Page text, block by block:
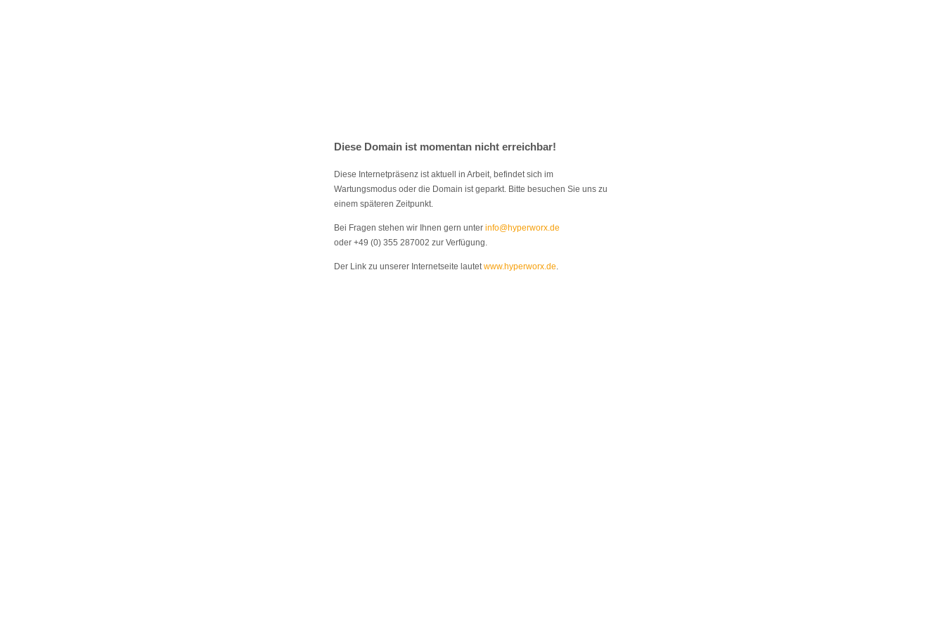
Diese Domain ist momentan nicht erreichbar!
Diese Internetpräsenz ist aktuell in Arbeit, befindet sich im
Wartungsmodus oder die Domain ist geparkt. Bitte besuchen Sie uns zu
einem späteren Zeitpunkt.
Bei Fragen stehen wir Ihnen gern unter info@hyperworx.de
oder +49 (0) 355 287002 zur Verfügung.
Der Link zu unserer Internetseite lautetwww.hyperworx.de.